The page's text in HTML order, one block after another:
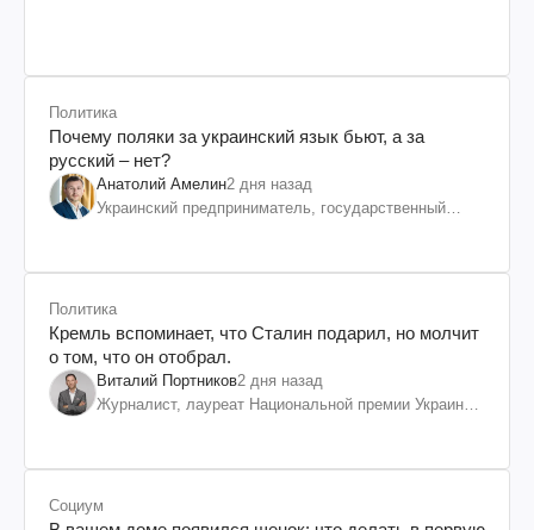
Политика
Почему поляки за украинский язык бьют, а за
русский – нет?
Анатолий Амелин2 дня назад
Украинский предприниматель, государственный
Политика
Кремль вспоминает, что Сталин подарил, но молчит
о том, что он отобрал.
Виталий Портников2 дня назад
Журналист, лауреат Национальной премии Украины
Социум